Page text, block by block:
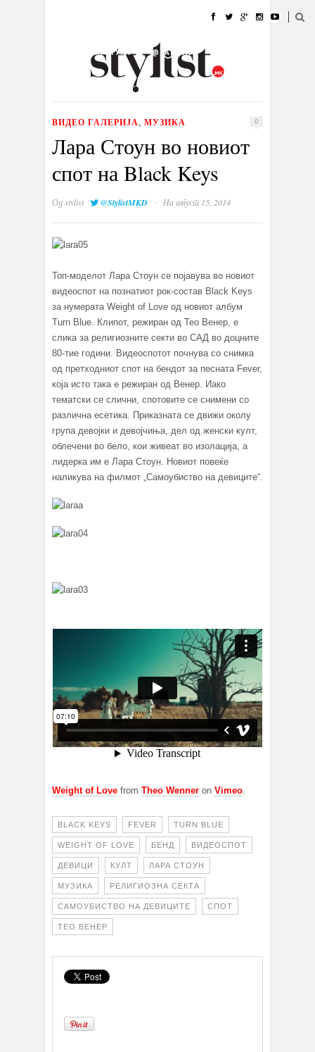
УБАВИНА
КУЛТУРА @РАБОТА
ИЗЛОГ
ВИДЕО ГАЛЕРИЈА, МУЗИКА 0
Лара Стоун во новиот
спот на Black Keys
Одstylist @StylistMKD · На август 15, 2014
Топ-моделот Лара Стоун се појавува во новиот
видеоспот на познатиот рок-состав Black Keys
за нумерата Weight of Love од новиот албум
Turn Blue. Клипот, режиран од Тео Венер, е
слика за религиозните секти во САД во доцните
80-тие години. Видеоспотот почнува со снимка
од претходниот спот на бендот за песната Fever,
која исто така е режиран од Венер. Иако
тематски се слични, спотовите се снимени со
различна есетика. Приказната се движи околу
група девојки и девојчиња, дел од женски култ,
облечени во бело, кои живеат во изолација, а
лидерка им е Лара Стоун. Новиот повеќе
наликува на филмот „Самоубиство на девиците“.
Weight of Love from Theo Wenner on Vimeo.
BLACK KEYS FEVER TURN BLUE
WEIGHT OF LOVE БЕНД ВИДЕОСПОТ
ДЕВИЦИ КУЛТ ЛАРА СТОУН
МУЗИКА РЕЛИГИОЗНА СЕКТА
САМОУБИСТВО НА ДЕВИЦИТЕ СПОТ
ТЕО ВЕНЕР